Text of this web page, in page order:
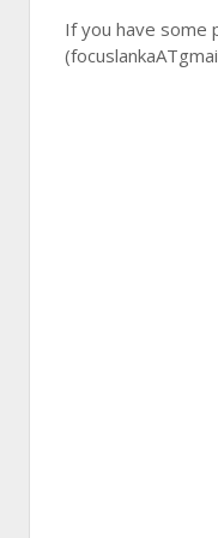
If you have some